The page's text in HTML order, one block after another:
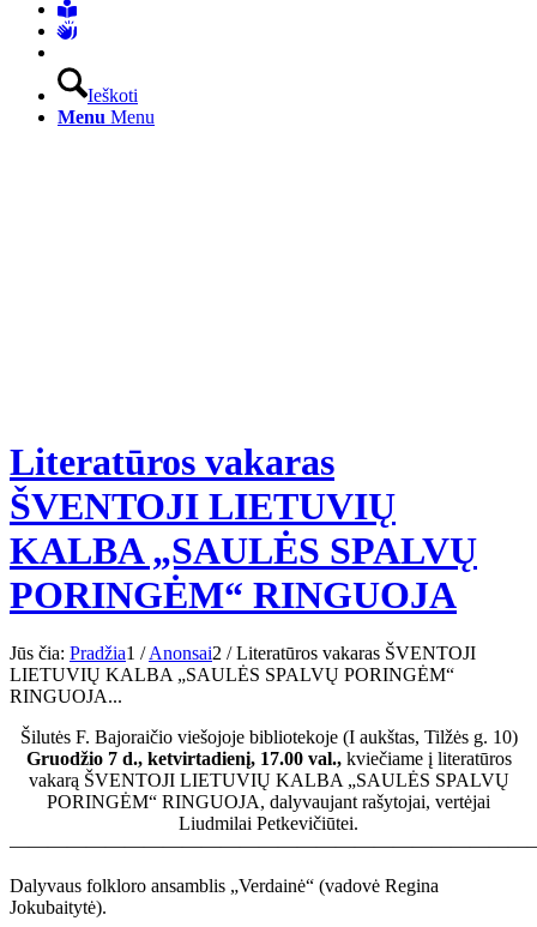
Ieškoti
Menu Menu
Literatūros vakaras
ŠVENTOJI LIETUVIŲ
KALBA „SAULĖS SPALVŲ
PORINGĖM“ RINGUOJA
Jūs čia: Pradžia1 / Anonsai2 / Literatūros vakaras ŠVENTOJI
LIETUVIŲ KALBA „SAULĖS SPALVŲ PORINGĖM“
RINGUOJA...
Šilutės F. Bajoraičio viešojoje bibliotekoje (I aukštas, Tilžės g. 10)
Gruodžio 7 d., ketvirtadienį, 17.00 val., kviečiame į literatūros
vakarą ŠVENTOJI LIETUVIŲ KALBA „SAULĖS SPALVŲ
PORINGĖM“ RINGUOJA, dalyvaujant rašytojai, vertėjai
Liudmilai Petkevičiūtei.
Dalyvaus folkloro ansamblis „Verdainė“ (vadovė Regina
Jokubaitytė).